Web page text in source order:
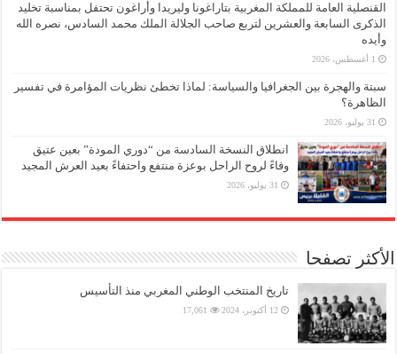
القنصلية العامة للمملكة المغربية بتاراغونا وليريدا وأراغون تحتفل بمناسبة تخليد
الذكرى السابعة والعشرين لتربع صاحب الجلالة الملك محمد السادس، نصره الله
وأيده
1 أغسطس، 2026
سبتة والهجرة بين الجغرافيا والسياسة: لماذا تخطئ نظريات المؤامرة في تفسير
الظاهرة؟
31 يوليو، 2026
انطلاق النسخة السادسة من “دوري المودة” بعين عتيق
وفاءً لروح الراحل بوعزة منتفع واحتفاءً بعيد العرش المجيد
31 يوليو، 2026
الأكثر تصفحا
تاريخ المنتخب الوطني المغربي منذ التأسيس
12 أكتوبر، 2024 17,061